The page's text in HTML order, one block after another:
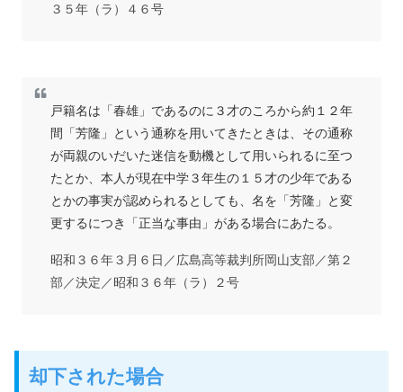
３５年（ラ）４６号
戸籍名は「春雄」であるのに３才のころから約１２年
間「芳隆」という通称を用いてきたときは、その通称
が両親のいだいた迷信を動機として用いられるに至つ
たとか、本人が現在中学３年生の１５才の少年である
とかの事実が認められるとしても、名を「芳隆」と変
更するにつき「正当な事由」がある場合にあたる。
昭和３６年３月６日／広島高等裁判所岡山支部／第２
部／決定／昭和３６年（ラ）２号
却下された場合